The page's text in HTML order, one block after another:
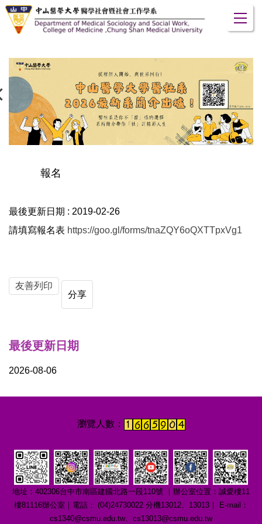
跳
到
容
區
報名
最後更新日期 : 2019-02-26
請填寫報名表 https://goo.gl/forms/tnaZQY6oQXTTpxVg1
友善列印
分享
最後更新日期
2026-08-06
地址：402306台中市南區建國北路一段110號 ｜辦公室位置：誠愛樓11
樓81116辦公室｜電話： (04)24730022 分機13012、13013｜ E-mail：
cs1340@csmu.edu.tw、cs13013@csmu.edu.tw